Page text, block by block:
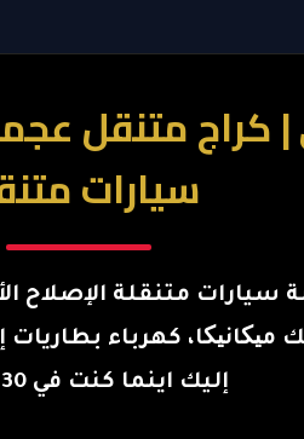
سيارات
سيارات متنقلة الإصلاح
میکانیکا، كهرباء
إليك اينما كنت في 30 دقيقة